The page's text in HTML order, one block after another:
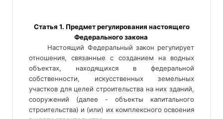
Федерального закона
Настоящий Федеральный закон регулирует
отношения, связанные с созданием на водных
объектах, находящихся в федеральной
собственности, искусственных земельных
участков для целей строительства на них зданий,
сооружений (далее - объекты капитального
строительства) и (или) их комплексного освоения